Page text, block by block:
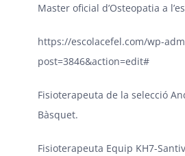
Master oficial d’Osteopatia a
https://escolacefel.com/wp-
post=3846&action=edit#
Fisioterapeuta de la selecció
Bàsquet.
Fisioterapeuta Equip KH7-